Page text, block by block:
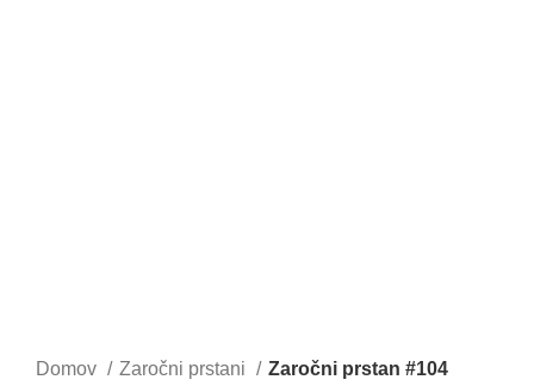
Domov Zaročni prstani
Zaročni prstan #104